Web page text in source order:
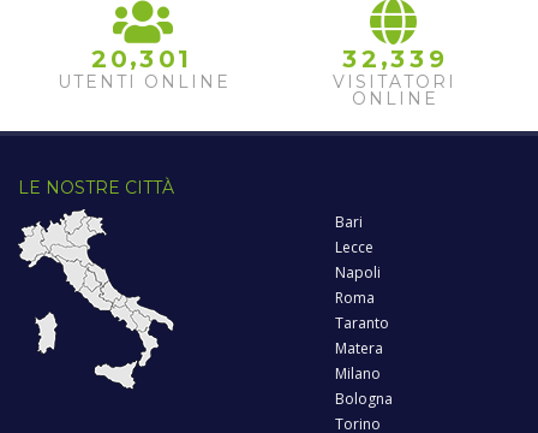
2 0,3 01
UTENTI ONLINE
32 ,33 9
VISITATORI
ONLINE
LE NOSTRE CITTÀ
Bari
Lecce
Napoli
Roma
Taranto
Matera
Milano
Bologna
Torino